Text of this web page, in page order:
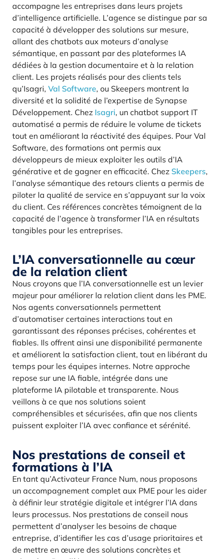
accompagne les entreprises dans leurs projets
d’intelligence artificielle. L’agence se distingue par sa
capacité à développer des solutions sur mesure,
allant des chatbots aux moteurs d’analyse
sémantique, en passant par des plateformes IA
dédiées à la gestion documentaire et à la relation
client. Les projets réalisés pour des clients tels
qu’Isagri, Val Software, ou Skeepers montrent la
diversité et la solidité de l’expertise de Synapse
Développement. Chez Isagri, un chatbot support IT
automatisé a permis de réduire le volume de tickets
tout en améliorant la réactivité des équipes. Pour Val
Software, des formations ont permis aux
développeurs de mieux exploiter les outils d’IA
générative et de gagner en efficacité. Chez Skeepers,
l’analyse sémantique des retours clients a permis de
piloter la qualité de service en s’appuyant sur la voix
du client. Ces références concrètes témoignent de la
capacité de l’agence à transformer l’IA en résultats
tangibles pour les entreprises.
L’IA conversationnelle au cœur
de la relation client
Nous croyons que l’IA conversationnelle est un levier
majeur pour améliorer la relation client dans les PME.
Nos agents conversationnels permettent
d’automatiser certaines interactions tout en
garantissant des réponses précises, cohérentes et
fiables. Ils offrent ainsi une disponibilité permanente
et améliorent la satisfaction client, tout en libérant du
temps pour les équipes internes. Notre approche
repose sur une IA fiable, intégrée dans une
plateforme IA pilotable et transparente. Nous
veillons à ce que nos solutions soient
compréhensibles et sécurisées, afin que nos clients
puissent exploiter l’IA avec confiance et sérénité.
Nos prestations de conseil et
formations à l’IA
En tant qu’Activateur France Num, nous proposons
un accompagnement complet aux PME pour les aider
à définir leur stratégie digitale et intégrer l’IA dans
leurs processus. Nos prestations de conseil nous
permettent d’analyser les besoins de chaque
entreprise, d’identifier les cas d’usage prioritaires et
de mettre en œuvre des solutions concrètes et